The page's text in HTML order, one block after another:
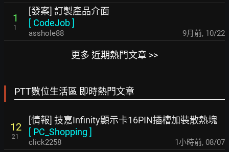
1
1
[發案] 訂製產品介面
[ CodeJob]
asshole88 9月前, 10/22
更多 近期熱門文章 >>
PTT數位生活區 即時熱門文章
12
21
[情報] 技嘉Infinity顯示卡16PIN插槽加裝散熱塊
[ PC_Shopping ]
click2258 1小時前, 08/07